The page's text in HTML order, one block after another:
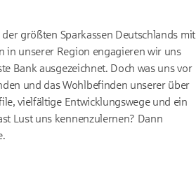
größten Sparkassen Deutschlands mit
in unserer Region engagieren wir uns
Bank ausgezeichnet. Doch was uns vor
und das Wohlbefinden unserer über
vielfältige Entwicklungswege und ein
Lust uns kennenzulernen? Dann